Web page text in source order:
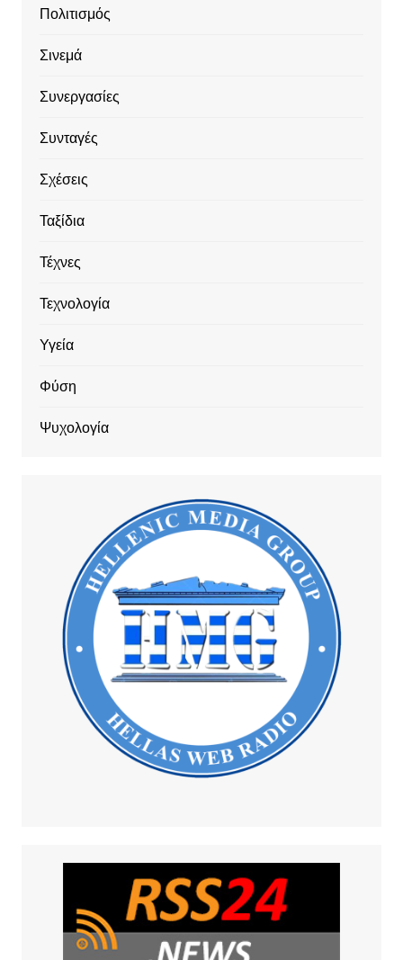
Πολιτισμός
Σινεμά
Συνεργασίες
Συνταγές
Σχέσεις
Ταξίδια
Τέχνες
Τεχνολογία
Υγεία
Φύση
Ψυχολογία